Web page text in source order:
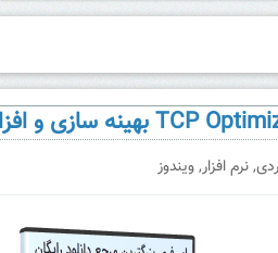
,نرم افزار,ویندوز